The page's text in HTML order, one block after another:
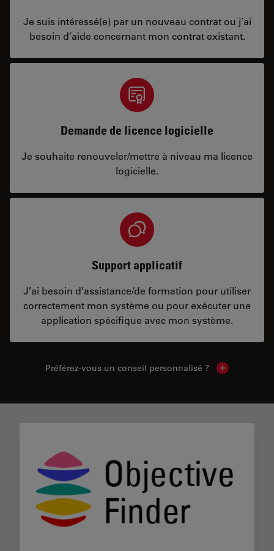
Je suis intéressé(e) par un nouveau contrat ou j’ai
besoin d’aide concernant mon contrat existant.
Demande de licence logicielle
Je souhaite renouveler/mettre à niveau ma licence
logicielle.
Support applicatif
J’ai besoin d’assistance/de formation pour utiliser
correctement mon système ou pour exécuter une
application spécifique avec mon système.
Préférez-vous un conseil personnalisé ? Show local